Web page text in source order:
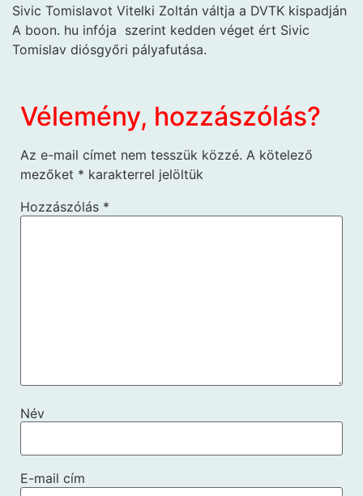
Sivic Tomislavot Vitelki Zoltán váltja a DVTK kispadján
A boon. hu infója szerint kedden véget ért Sivic
Tomislav diósgyőri pályafutása.
Vélemény, hozzászólás?
Az e-mail címet nem tesszük közzé. A kötelező
mezőket * karakterrel jelöltük
Hozzászólás *
Név
E-mail cím